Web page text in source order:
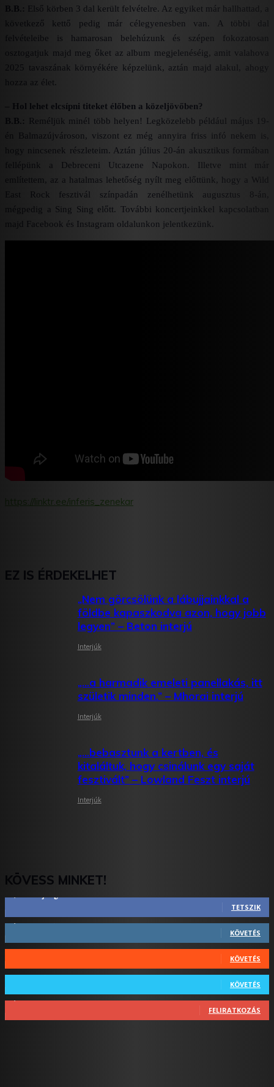
B.B.: Első körben 3 dal került felvételre. Az egyiket már hallhattad, a
következő kettő pedig már célegyenesben van. A többi dal
felvételeibe is hamarosan belehúzunk és szépen fokozatosan
osztogatjuk majd meg őket az album megjelenéséig, amit valahova
2025 tavaszának környékére képzelünk, aztán majd alakul, ahogy
hozza az élet.
– Hol lehet elcsípni titeket élőben a közeljövőben?
B.B.:
Reméljük minél több helyen! Legközelebb például május 19-
én Balmazújvároson, viszont ez még annyira friss infó nekem is,
hogy nincsenek részleteim. Aztán július 20-án akusztikus formában
fellépünk a Debreceni Utcazene Napokon. Illetve mint már
említettem, az a hatalmas lehetőség nyílt meg előttünk, hogy a Wild
East Rock fesztivál színpadán zenélhetünk augusztus 8-án,
mégpedig a Sing Sing előtt. További koncertjeinkkel kapcsolatban
majd Facebook és Instagram oldalunkon jelentkezünk.
https://linktr.ee/inferis_zenekar
EZ IS ÉRDEKELHET
„Nem görcsölünk a lábujjainkkal a
földbe kapaszkodva azon, hogy jobb
legyen” – Beton interjú
Interjúk
„…a harmadik emeleti panellakás, itt
születik minden.” – Mhorai interjú
Interjúk
„…bebasztunk a kertben, és
kitaláltuk, hogy csinálunk egy saját
fesztivált” – Lowland Feszt interjú
Interjúk
KÖVESS MINKET!
TETSZIK
KÖVETÉS
KÖVETÉS
KÖVETÉS
FELIRATKOZÁS